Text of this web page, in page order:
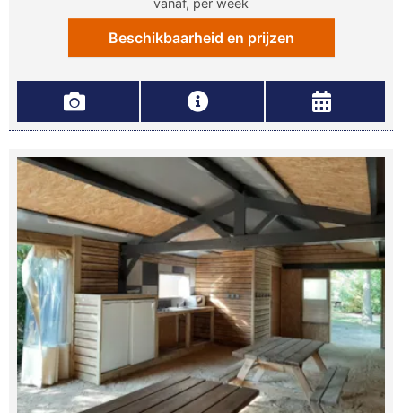
vanaf, per week
Beschikbaarheid en prijzen